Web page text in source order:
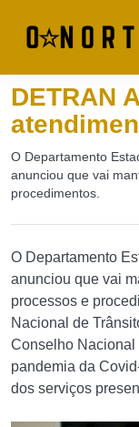
DETRAN
O Departamento
anunciou que vai
procedimentos.
O Departamento
anunciou que vai
processos e
Nacional de
Conselho Nacional
pandemia da
dos serviços